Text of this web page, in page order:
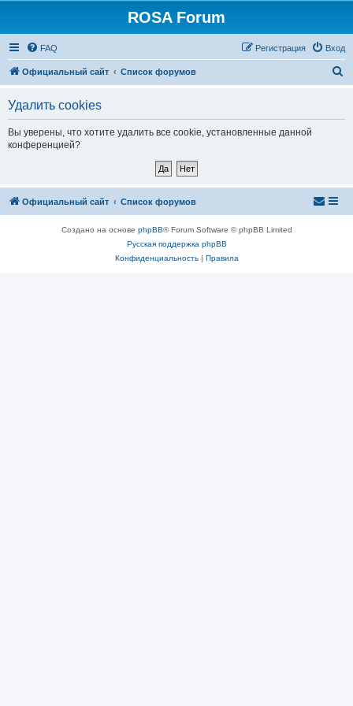
ROSA Forum
FAQ Вход
Регистрация
Официальный сайт Список форумов
Удалить cookies
Вы уверены, что хотите удалить все cookie, установленные данной
конференцией?
Официальный сайт Список форумов
Создано на основе phpBB® Forum Software © phpBB Limited
Русская поддержка phpBB
Конфиденциальность| Правила